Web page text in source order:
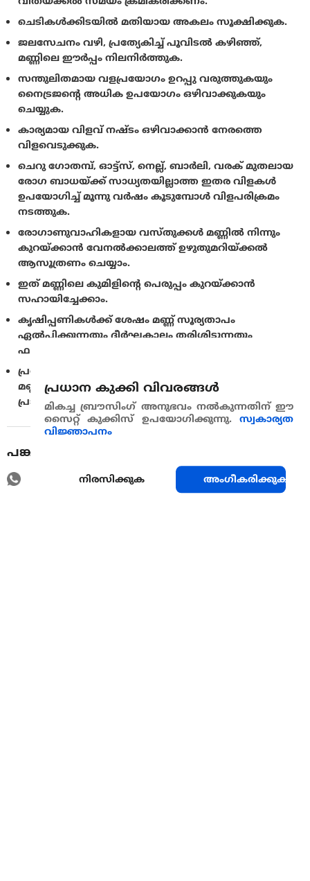
ചെടികള്‍ക്കിടയില്‍ മതിയായ അകലം സൂക്ഷിക്കുക.
ജലസേചനം വഴി, പ്രത്യേകിച്ച് പൂവിടല്‍ കഴിഞ്ഞ്,
മണ്ണിലെ ഈര്‍പ്പം നിലനിര്‍ത്തുക.
സന്തുലിതമായ വളപ്രയോഗം ഉറപ്പു വരുത്തുകയും
നൈട്രജന്‍റെ അധിക ഉപയോഗം ഒഴിവാക്കുകയും
ചെയ്യുക.
കാര്യമായ വിളവ്‌ നഷ്ടം ഒഴിവാക്കാന്‍ നേരത്തെ
വിളവെടുക്കുക.
ചെറു ഗോതമ്പ്, ഓട്ട്സ്, നെല്ല്, ബാര്‍ലി, വരക് മുതലായ
രോഗ ബാധയ്ക്ക് സാധ്യതയില്ലാത്ത ഇതര വിളകള്‍
ഉപയോഗിച്ച് മൂന്നു വര്‍ഷം കൂടുമ്പോൾ വിളപരിക്രമം
നടത്തുക.
രോഗാണുവാഹികളായ വസ്തുക്കള്‍ മണ്ണില്‍ നിന്നും
കുറയ്ക്കാന്‍ വേനല്‍ക്കാലത്ത് ഉഴുതുമറിയ്ക്കല്‍
ആസൂത്രണം ചെയ്യാം.
ഇത് മണ്ണിലെ കുമിളിന്‍റെ പെരുപ്പം കുറയ്ക്കാന്‍
സഹായിച്ചേക്കാം.
കൃഷിപ്പണികള്‍ക്ക് ശേഷം മണ്ണ് സൂര്യതാപം
ഏൽപ്പിക്കുന്നതും ദീർഘകാലം തരിശിടുന്നതും
ഫലപ്രദമാണ്.
പ്രത്യേക പ്രദേശങ്ങളിൽ ചോളം നടുന്നതിനു മുൻപ്
മണ്ണിൽ ഹരിത വളം സംയോജിപ്പിക്കുന്നത്തിനു
പ്രാദേശിക കര്‍ഷകര്‍ക്ക് ശുപാര്‍ശ നൽകുന്നു.
പങ്കുവെയ്ക്കുക
പ്രധാന കുക്കി വിവരങ്ങള്‍
മികച്ച ബ്രൗസിംഗ് അനുഭവം നൽകുന്നതിന് ഈ
സൈറ്റ് കുക്കിസ് ഉപയോഗിക്കുന്നു. സ്വകാര്യത
വിജ്ഞാപനം
നിരസിക്കുക അംഗീകരിക്കുക